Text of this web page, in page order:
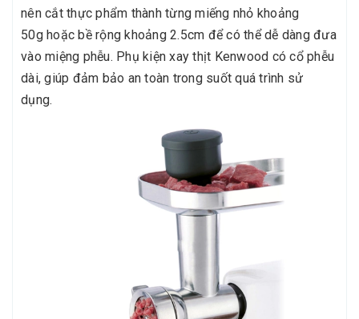
nên cắt thực phẩm thành từng miếng nhỏ khoảng
50g hoặc bề rộng khoảng 2.5cm để có thể dễ dàng đưa
vào miệng phễu. Phụ kiện xay thịt Kenwood có cổ phễu
dài, giúp đảm bảo an toàn trong suốt quá trình sử
dụng.